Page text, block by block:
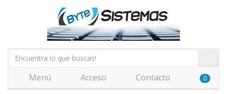
Menú Acceso Contacto 0